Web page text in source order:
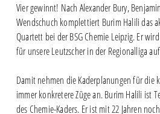
Vier gewinnt! Nach Alexander Bury,
Wendschuch komplettiert Burim Halili das
Quartett bei der BSG Chemie Leipzig. Er
für unsere Leutzscher in der Regionalliga
Damit nehmen die Kaderplanungen für die
immer konkretere Züge an. Burim Halili ist
des Chemie-Kaders. Er ist mit 22 Jahren